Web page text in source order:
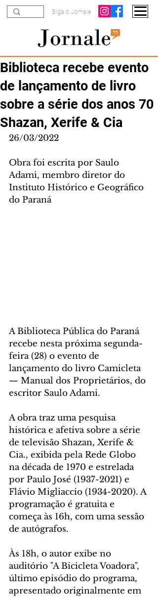
Siga o Jornale
Biblioteca recebe evento
de lançamento de livro
sobre a série dos anos 70
Shazan, Xerife & Cia
26/03/2022
Obra foi escrita por Saulo
Adami, membro diretor do
Instituto Histórico e Geográfico
do Paraná
A Biblioteca Pública do Paraná
recebe nesta próxima segunda-
feira (28) o evento de
lançamento do livro Camicleta
— Manual dos Proprietários, do
escritor Saulo Adami.
A obra traz uma pesquisa
histórica e afetiva sobre a série
de televisão Shazan, Xerife &
Cia., exibida pela Rede Globo
na década de 1970 e estrelada
por Paulo José (1937-2021) e
Flávio Migliaccio (1934-2020). A
programação é gratuita e
começa às 16h, com uma sessão
de autógrafos.
Às 18h, o autor exibe no
auditório "A Bicicleta Voadora",
último episódio do programa,
apresentado originalmente em